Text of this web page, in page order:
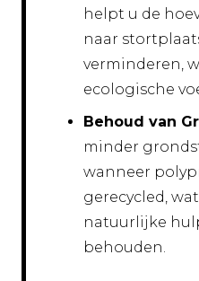
helpt u de
naar
verminderen,
ecologische
Behoud van
minder
wanneer
gerecycled,
natuurlijke
behouden.